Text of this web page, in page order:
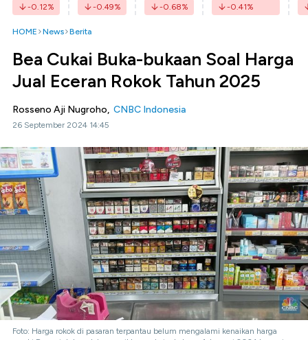
-0.12% -0.49% -0.68% -0.41%
HOME News Berita
Bea Cukai Buka-bukaan Soal Harga
Jual Eceran Rokok Tahun 2025
Rosseno Aji Nugroho, CNBC Indonesia
26 September 2024 14:45
Foto: Harga rokok di pasaran terpantau belum mengalami kenaikan harga